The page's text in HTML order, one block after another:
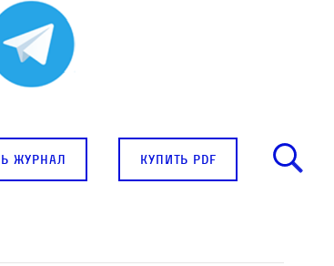
журнал купить pdf